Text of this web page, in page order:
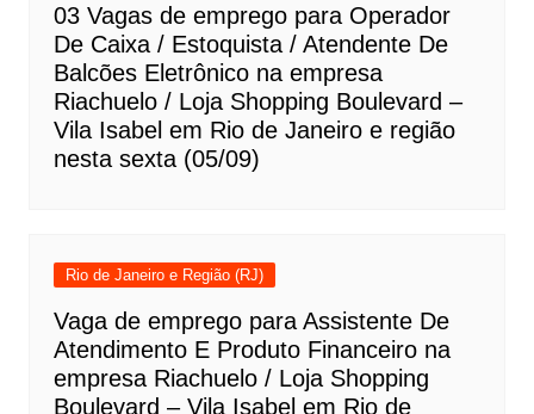
03 Vagas de emprego para Operador
De Caixa / Estoquista / Atendente De
Balcões Eletrônico na empresa
Riachuelo / Loja Shopping Boulevard –
Vila Isabel em Rio de Janeiro e região
nesta sexta (05/09)
Rio de Janeiro e Região (RJ)
Vaga de emprego para Assistente De
Atendimento E Produto Financeiro na
empresa Riachuelo / Loja Shopping
Boulevard – Vila Isabel em Rio de